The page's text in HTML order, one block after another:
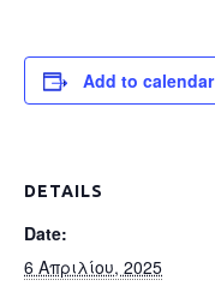
Add to calendar
DETAILS
Date:
6 Απριλίου, 2025